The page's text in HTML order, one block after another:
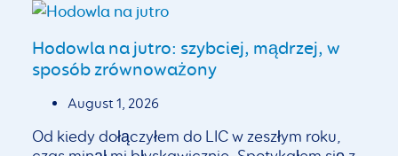
Hodowla na jutro: szybciej, mądrzej, w
sposób zrównoważony
August 1, 2026
Od kiedy dołączyłem do LIC w zeszłym roku,